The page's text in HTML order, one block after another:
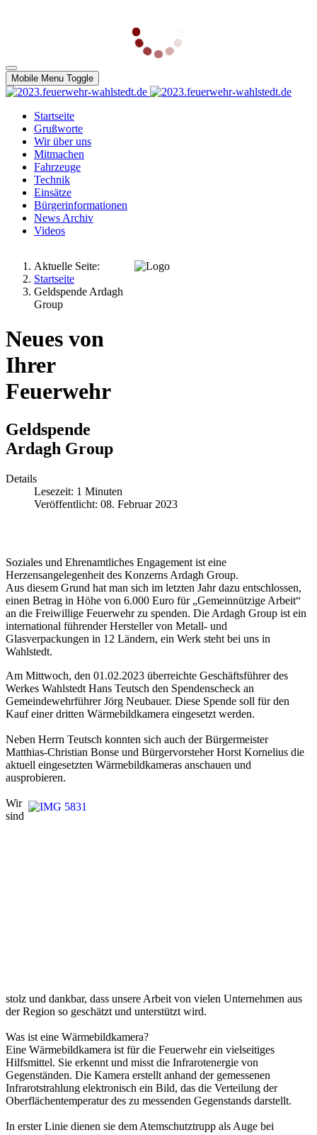
Mobile Menu Toggle
Startseite
Grußworte
Wir über uns
Mitmachen
Fahrzeuge
Technik
Einsätze
Bürgerinformationen
News Archiv
Videos
Aktuelle Seite:
Startseite
Geldspende Ardagh
Group
Neues von
Ihrer
Feuerwehr
Geldspende
Ardagh Group
Details
Lesezeit: 1 Minuten
Veröffentlicht: 08. Februar 2023
Soziales und Ehrenamtliches Engagement ist eine
Herzensangelegenheit des Konzerns Ardagh Group.
Aus diesem Grund hat man sich im letzten Jahr dazu entschlossen,
einen Betrag in Höhe von 6.000 Euro für „Gemeinnützige Arbeit“
an die Freiwillige Feuerwehr zu spenden. Die Ardagh Group ist ein
international führender Hersteller von Metall- und
Glasverpackungen in 12 Ländern, ein Werk steht bei uns in
Wahlstedt.
Am Mittwoch, den 01.02.2023 überreichte Geschäftsführer des
Werkes Wahlstedt Hans Teutsch den Spendenscheck an
Gemeindewehrführer Jörg Neubauer. Diese Spende soll für den
Kauf einer dritten Wärmebildkamera eingesetzt werden.
Neben Herrn Teutsch konnten sich auch der Bürgermeister
Matthias-Christian Bonse und Bürgervorsteher Horst Kornelius die
aktuell eingesetzten Wärmebildkameras anschauen und
ausprobieren.
Wir
sind
stolz und dankbar, dass unsere Arbeit von vielen Unternehmen aus
der Region so geschätzt und unterstützt wird.
Was ist eine Wärmebildkamera?
Eine Wärmebildkamera ist für die Feuerwehr ein vielseitiges
Hilfsmittel. Sie erkennt und misst die Infrarotenergie von
Gegenständen. Die Kamera erstellt anhand der gemessenen
Infrarotstrahlung elektronisch ein Bild, das die Verteilung der
Oberflächentemperatur des zu messenden Gegenstands darstellt.
In erster Linie dienen sie dem Atemschutztrupp als Auge bei